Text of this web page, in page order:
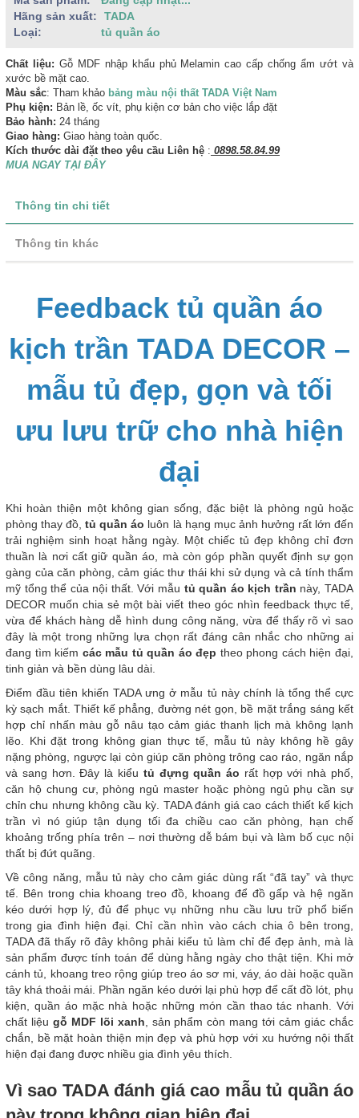
Hãng sản xuất:
TADA
Loại:
tủ quần áo
Chất liệu: Gỗ MDF nhập khẩu phủ Melamin cao cấp chống ẩm ướt và
xước bề mặt cao.
Màu sắc: Tham khảo bảng màu nội thất TADA Việt Nam
Phụ kiện: Bản lề, ốc vít, phụ kiện cơ bản cho việc lắp đặt
Bảo hành: 24 tháng
Giao hàng: Giao hàng toàn quốc.
Kích thước dài đặt theo yêu cầu Liên hệ : 0898.58.84.99
MUA NGAY TẠI ĐÂY
Thông tin chi tiết
Thông tin khác
Feedback tủ quần áo
kịch trần TADA DECOR –
mẫu tủ đẹp, gọn và tối
ưu lưu trữ cho nhà hiện
đại
Khi hoàn thiện một không gian sống, đặc biệt là phòng ngủ hoặc
phòng thay đồ,tủ quần áo luôn là hạng mục ảnh hưởng rất lớn đến
trải nghiệm sinh hoạt hằng ngày. Một chiếc tủ đẹp không chỉ đơn
thuần là nơi cất giữ quần áo, mà còn góp phần quyết định sự gọn
gàng của căn phòng, cảm giác thư thái khi sử dụng và cả tính thẩm
mỹ tổng thể của nội thất. Với mẫu tủ quần áo kịch trần này, TADA
DECOR muốn chia sẻ một bài viết theo góc nhìn feedback thực tế,
vừa để khách hàng dễ hình dung công năng, vừa để thấy rõ vì sao
đây là một trong những lựa chọn rất đáng cân nhắc cho những ai
đang tìm kiếm các mẫu tủ quần áo đẹp theo phong cách hiện đại,
tinh giản và bền dùng lâu dài.
Điểm đầu tiên khiến TADA ưng ở mẫu tủ này chính là tổng thể cực
kỳ sạch mắt. Thiết kế phẳng, đường nét gọn, bề mặt trắng sáng kết
hợp chỉ nhấn màu gỗ nâu tạo cảm giác thanh lịch mà không lạnh
lẽo. Khi đặt trong không gian thực tế, mẫu tủ này không hề gây
nặng phòng, ngược lại còn giúp căn phòng trông cao ráo, ngăn nắp
và sang hơn. Đây là kiểu tủ đựng quần áo rất hợp với nhà phố,
căn hộ chung cư, phòng ngủ master hoặc phòng ngủ phụ cần sự
chỉn chu nhưng không cầu kỳ. TADA đánh giá cao cách thiết kế kịch
trần vì nó giúp tận dụng tối đa chiều cao căn phòng, hạn chế
khoảng trống phía trên – nơi thường dễ bám bụi và làm bố cục nội
thất bị đứt quãng.
Về công năng, mẫu tủ này cho cảm giác dùng rất “đã tay” và thực
tế. Bên trong chia khoang treo đồ, khoang để đồ gấp và hệ ngăn
kéo dưới hợp lý, đủ để phục vụ những nhu cầu lưu trữ phổ biến
trong gia đình hiện đại. Chỉ cần nhìn vào cách chia ô bên trong,
TADA đã thấy rõ đây không phải kiểu tủ làm chỉ để đẹp ảnh, mà là
sản phẩm được tính toán để dùng hằng ngày cho thật tiện. Khi mở
cánh tủ, khoang treo rộng giúp treo áo sơ mi, váy, áo dài hoặc quần
tây khá thoải mái. Phần ngăn kéo dưới lại phù hợp để cất đồ lót, phụ
kiện, quần áo mặc nhà hoặc những món cần thao tác nhanh. Với
chất liệu gỗ MDF lõi xanh , sản phẩm còn mang tới cảm giác chắc
chắn, bề mặt hoàn thiện mịn đẹp và phù hợp với xu hướng nội thất
hiện đại đang được nhiều gia đình yêu thích.
Vì sao TADA đánh giá cao mẫu tủ quần áo